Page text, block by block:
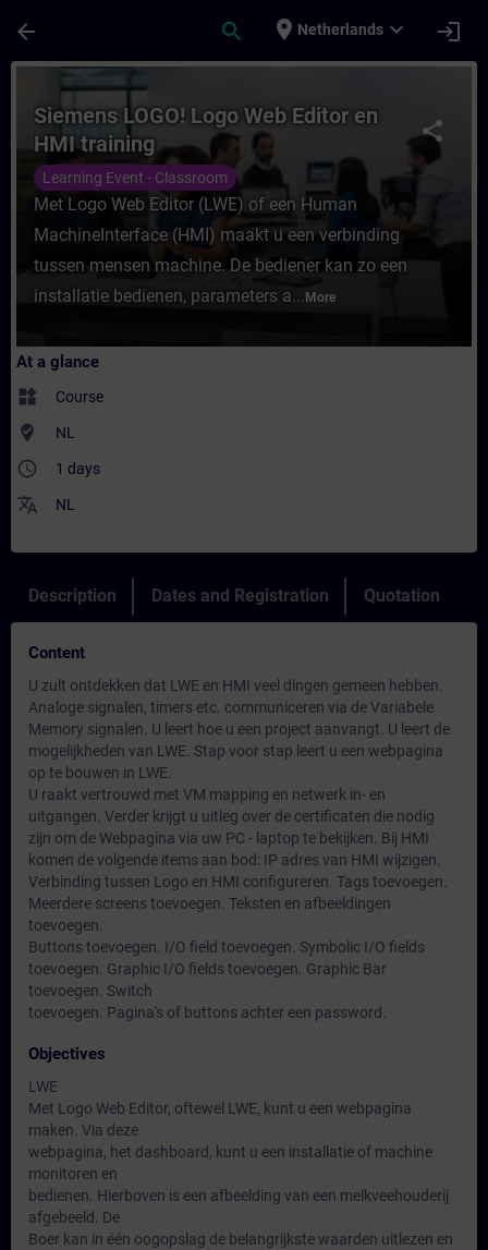
arrow_back search place Netherlands expand_more login
Course - Siemens LOGO! Logo Web
share
Siemens LOGO! Logo Web Editor en
HMI training
Learning Event - Classroom
Met Logo Web Editor (LWE) of een Human
MachineInterface (HMI) maakt u een verbinding
tussen mensen machine. De bediener kan zo een
installatie bedienen, parameters a... More
At a glance
widgets Course
where_to_vote NL
access_time 1 days
translate NL
Description Dates and Registration Quotation
Content
U zult ontdekken dat LWE en HMI veel dingen gemeen hebben.
Analoge signalen, timers etc. communiceren via de Variabele
Memory signalen. U leert hoe u een project aanvangt. U leert de
mogelijkheden van LWE. Stap voor stap leert u een webpagina
op te bouwen in LWE.
U raakt vertrouwd met VM mapping en netwerk in- en
uitgangen. Verder krijgt u uitleg over de certificaten die nodig
zijn om de Webpagina via uw PC - laptop te bekijken. Bij HMI
komen de volgende items aan bod: IP adres van HMI wijzigen.
Verbinding tussen Logo en HMI configureren. Tags toevoegen.
Meerdere screens toevoegen. Teksten en afbeeldingen
toevoegen.
Buttons toevoegen. I/O field toevoegen. Symbolic I/O fields
toevoegen. Graphic I/O fields toevoegen. Graphic Bar
toevoegen. Switch
toevoegen. Pagina's of buttons achter een password.
Objectives
LWE
Met Logo Web Editor, oftewel LWE, kunt u een webpagina
maken. Via deze
webpagina, het dashboard, kunt u een installatie of machine
monitoren en
bedienen. Hierboven is een afbeelding van een melkveehouderij
afgebeeld. De
Boer kan in één oogopslag de belangrijkste waarden uitlezen en